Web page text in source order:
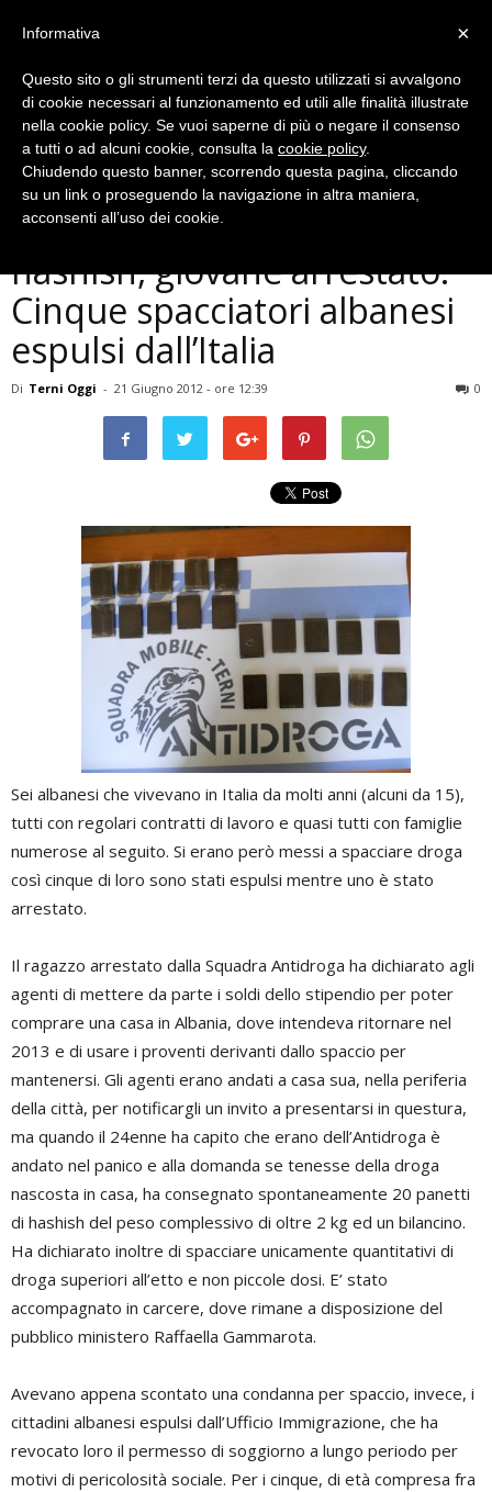
Cronaca
Droga: aveva oltre 2 chili di
hashish, giovane arrestato.
Cinque spacciatori albanesi
espulsi dall’Italia
Di Terni Oggi - 21 Giugno 2012 - ore 12:39 0
Sei albanesi che vivevano in Italia da molti anni (alcuni da 15),
tutti con regolari contratti di lavoro e quasi tutti con famiglie
numerose al seguito. Si erano però messi a spacciare droga
così cinque di loro sono stati espulsi mentre uno è stato
arrestato.
Il ragazzo arrestato dalla Squadra Antidroga ha dichiarato agli
agenti di mettere da parte i soldi dello stipendio per poter
comprare una casa in Albania, dove intendeva ritornare nel
2013 e di usare i proventi derivanti dallo spaccio per
mantenersi. Gli agenti erano andati a casa sua, nella periferia
della città, per notificargli un invito a presentarsi in questura,
ma quando il 24enne ha capito che erano dell’Antidroga è
andato nel panico e alla domanda se tenesse della droga
nascosta in casa, ha consegnato spontaneamente 20 panetti
di hashish del peso complessivo di oltre 2 kg ed un bilancino.
Ha dichiarato inoltre di spacciare unicamente quantitativi di
droga superiori all’etto e non piccole dosi. E’ stato
accompagnato in carcere, dove rimane a disposizione del
pubblico ministero Raffaella Gammarota.
Avevano appena scontato una condanna per spaccio, invece, i
cittadini albanesi espulsi dall’Ufficio Immigrazione, che ha
revocato loro il permesso di soggiorno a lungo periodo per
motivi di pericolosità sociale. Per i cinque, di età compresa fra
×
Informativa
Questo sito o gli strumenti terzi da questo utilizzati si avvalgono
di cookie necessari al funzionamento ed utili alle finalità illustrate
nella cookie policy. Se vuoi saperne di più o negare il consenso
a tutti o ad alcuni cookie, consulta la cookie policy.
Chiudendo questo banner, scorrendo questa pagina, cliccando
su un link o proseguendo la navigazione in altra maniera,
acconsenti all’uso dei cookie.